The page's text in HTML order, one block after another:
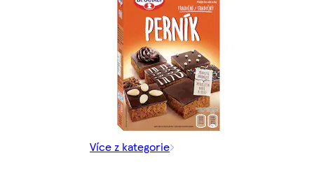
Více z kategorie